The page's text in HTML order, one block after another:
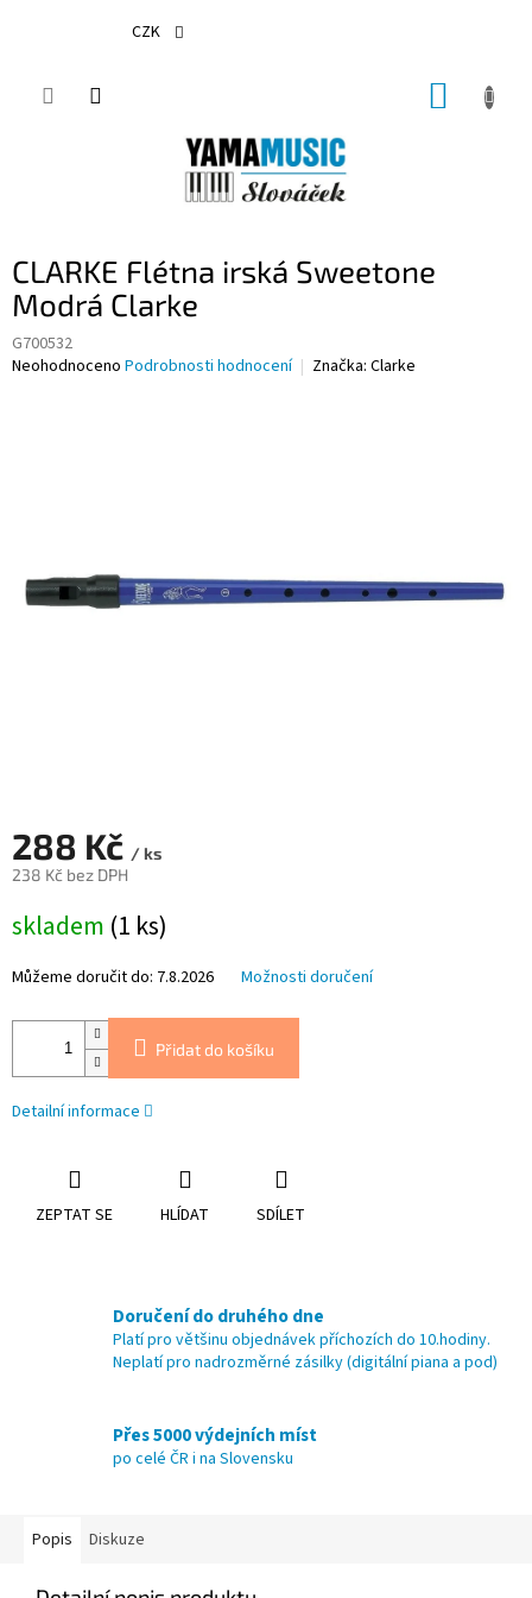
CZK
CLARKE Flétna irská Sweetone
Modrá Clarke
G700532
Průměrné
Neohodnoceno Podrobnosti hodnocení Značka: Clarke
288 Kč / ks
238 Kč bez DPH
cena:
skladem (1 ks)
Můžeme doručit do: 7.8.2026 Možnosti doručení
Přidat do košíku
Detailní informace
ZEPTAT SE HLÍDAT SDÍLET
Doručení do druhého dne
Platí pro většinu objednávek příchozích do 10.hodiny.
Neplatí pro nadrozměrné zásilky (digitální piana a pod)
Přes 5000 výdejních míst
po celé ČR i na Slovensku
Popis Diskuze